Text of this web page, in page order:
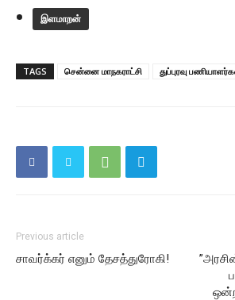
இளமாறன்
TAGS சென்னை மாநகராட்சி துப்புரவு
Previous article
சாவர்க்கர் எனும் தேசத்துரோகி!